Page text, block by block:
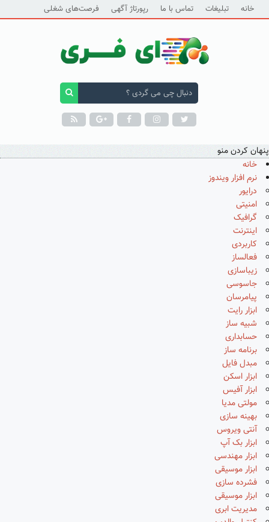
خانه تبلیغات تماس با ما رپورتاژ آگهی فرصت‌های شغلی
پنهان کردن منو
خانه
نرم افزار ویندوز
درایور
امنیتی
گرافیک
اینترنت
کاربردی
فعالساز
زیباسازی
جاسوسی
پیامرسان
ابزار رایت
شبیه ساز
حسابداری
برنامه ساز
مبدل فایل
ابزار اسکن
ابزار آفیس
مولتی مدیا
بهینه سازی
آنتی ویروس
ابزار بک آپ
ابزار مهندسی
ابزار موسیقی
فشرده سازی
ابزار موسیقی
مدیریت ابری